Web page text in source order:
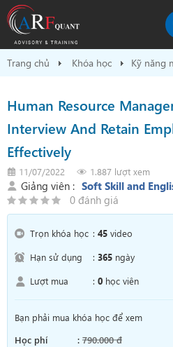
Trang chủ Khóa học Kỹ năng
Human Resource
Interview And Retain
Effectively
11/07/2022 1.887 lượt xem
Giảng viên : Soft Skill and
0 đánh giá
Trọn khóa học : 45 video
Hạn sử dụng
: 365 ngày
Lượt mua
: 0 học viên
Bạn phải mua khóa học để xem
Học phí
: 790.000 đ